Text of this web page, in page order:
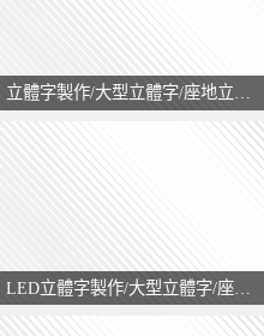
LED立體字製作/大型立體字/座地立體字/訂製立體字